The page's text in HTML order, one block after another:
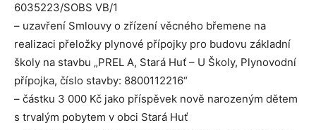
6035223/SOBS VB/1
– uzavření Smlouvy o zřízení věcného břemene na
realizaci přeložky plynové přípojky pro budovu základní
školy na stavbu „PREL A, Stará Huť – U Školy, Plynovodní
přípojka, číslo stavby: 8800112216“
– částku 3 000 Kč jako příspěvek nově narozeným dětem
s trvalým pobytem v obci Stará Huť